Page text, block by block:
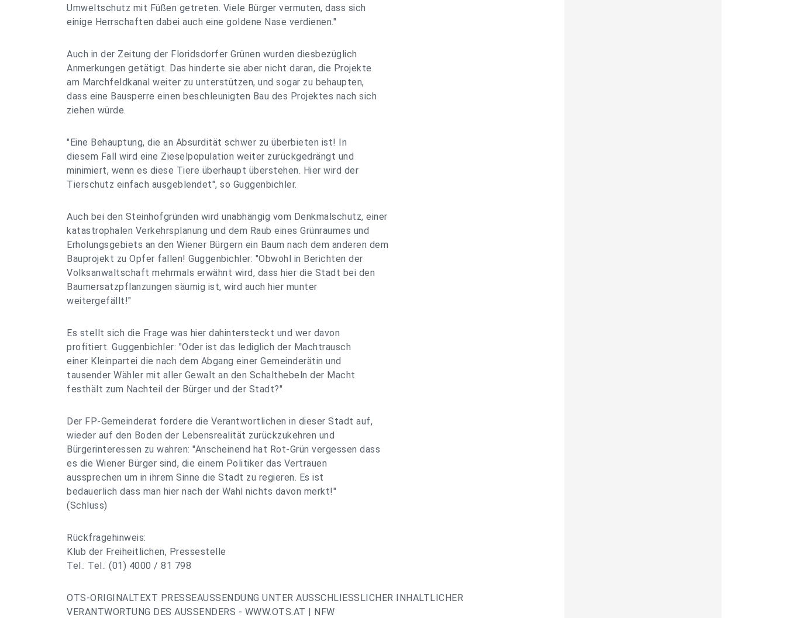
Umweltschutz mit Füßen getreten. Viele Bürger vermuten, dass sich
einige Herrschaften dabei auch eine goldene Nase verdienen."
Auch in der Zeitung der Floridsdorfer Grünen wurden diesbezüglich
Anmerkungen getätigt. Das hinderte sie aber nicht daran, die Projekte
am Marchfeldkanal weiter zu unterstützen, und sogar zu behaupten,
dass eine Bausperre einen beschleunigten Bau des Projektes nach sich
ziehen würde.
"Eine Behauptung, die an Absurdität schwer zu überbieten ist! In
diesem Fall wird eine Zieselpopulation weiter zurückgedrängt und
minimiert, wenn es diese Tiere überhaupt überstehen. Hier wird der
Tierschutz einfach ausgeblendet", so Guggenbichler.
Auch bei den Steinhofgründen wird unabhängig vom Denkmalschutz, einer
katastrophalen Verkehrsplanung und dem Raub eines Grünraumes und
Erholungsgebiets an den Wiener Bürgern ein Baum nach dem anderen dem
Bauprojekt zu Opfer fallen! Guggenbichler: "Obwohl in Berichten der
Volksanwaltschaft mehrmals erwähnt wird, dass hier die Stadt bei den
Baumersatzpflanzungen säumig ist, wird auch hier munter
weitergefällt!"
Es stellt sich die Frage was hier dahintersteckt und wer davon
profitiert. Guggenbichler: "Oder ist das lediglich der Machtrausch
einer Kleinpartei die nach dem Abgang einer Gemeinderätin und
tausender Wähler mit aller Gewalt an den Schalthebeln der Macht
festhält zum Nachteil der Bürger und der Stadt?"
Der FP-Gemeinderat fordere die Verantwortlichen in dieser Stadt auf,
wieder auf den Boden der Lebensrealität zurückzukehren und
Bürgerinteressen zu wahren: "Anscheinend hat Rot-Grün vergessen dass
es die Wiener Bürger sind, die einem Politiker das Vertrauen
aussprechen um in ihrem Sinne die Stadt zu regieren. Es ist
bedauerlich dass man hier nach der Wahl nichts davon merkt!"
(Schluss)
Rückfragehinweis:
Klub der Freiheitlichen, Pressestelle
Tel.: Tel.: (01) 4000 / 81 798
OTS-ORIGINALTEXT PRESSEAUSSENDUNG UNTER AUSSCHLIESSLICHER INHALTLICHER
VERANTWORTUNG DES AUSSENDERS - WWW.OTS.AT | NFW